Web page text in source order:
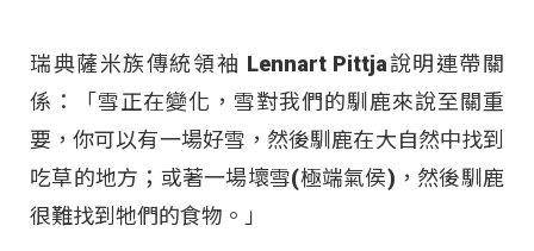
瑞典薩米族傳統領袖 Lennart Pittja說明連帶關
係：「雪正在變化，雪對我們的馴鹿來說至關重
要，你可以有一場好雪，然後馴鹿在大自然中找到
吃草的地方；或著一場壞雪(極端氣侯)，然後馴鹿
很難找到牠們的食物。」